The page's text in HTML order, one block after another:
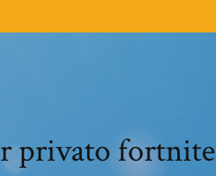
privato fortnite